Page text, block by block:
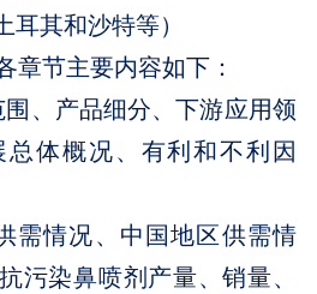
其和沙特等）
章节主要内容如下：
、产品细分、下游应用领
体概况、有利和不利因
需情况、中国地区供需情
污染鼻喷剂产量、销量、